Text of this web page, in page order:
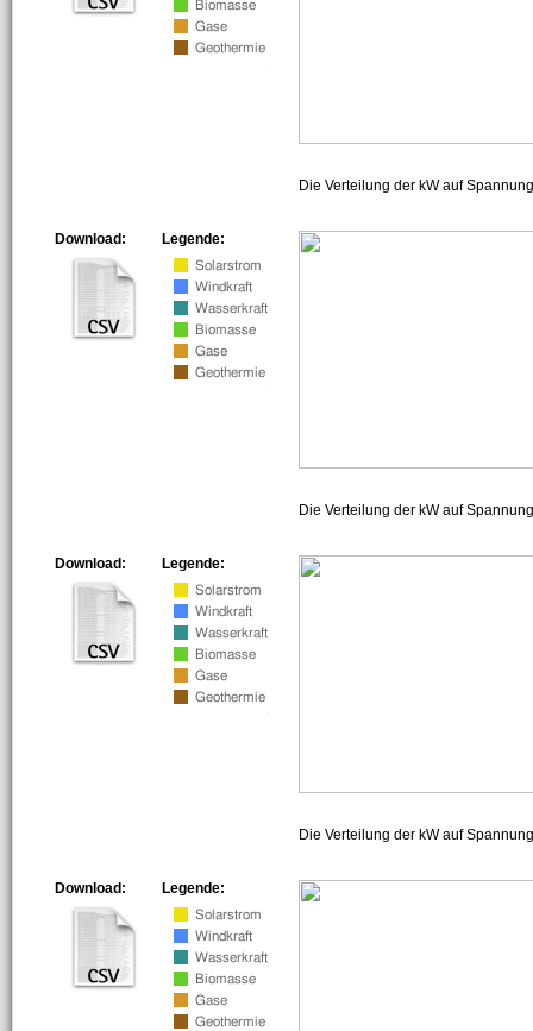
Die Verteilung der kW auf
Legende:
Download:
Die Verteilung der kW auf
Legende:
Download:
Die Verteilung der kW auf
Legende:
Download: